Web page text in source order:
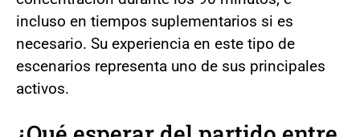
incluso en tiempos suplementarios si es
necesario. Su experiencia en este tipo de
escenarios representa uno de sus principales
activos.